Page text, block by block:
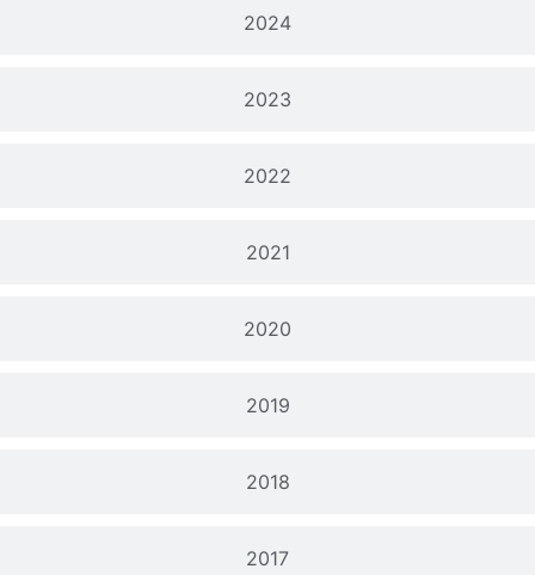
2024
2023
2022
2021
2020
2019
2018
2017